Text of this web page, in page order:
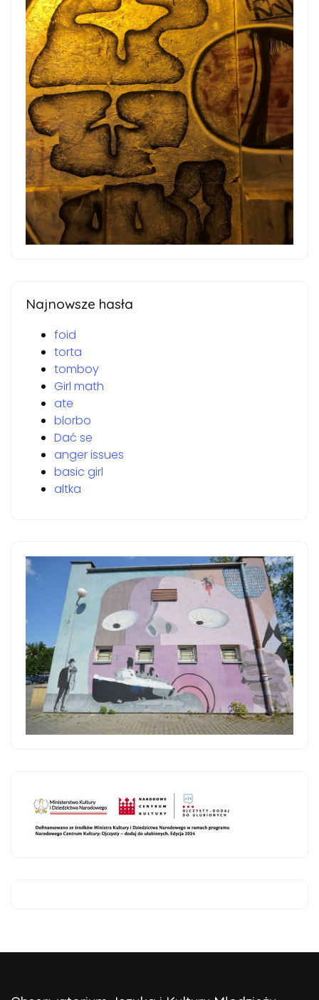
Najnowsze hasła
foid
torta
tomboy
Girl math
ate
blorbo
Dać se
anger issues
basic girl
altka